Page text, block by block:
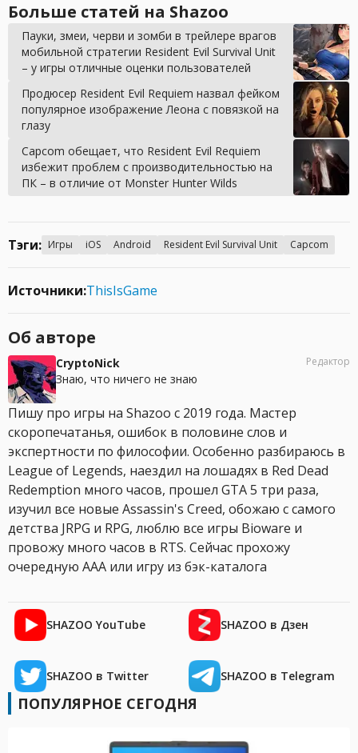
Больше статей на Shazoo
Пауки, змеи, черви и зомби в трейлере врагов
мобильной стратегии Resident Evil Survival Unit
– у игры отличные оценки пользователей
Продюсер Resident Evil Requiem назвал фейком
популярное изображение Леона с повязкой на
глазу
Capcom обещает, что Resident Evil Requiem
избежит проблем с производительностью на
ПК – в отличие от Monster Hunter Wilds
Тэги: Игры iOS Android Resident Evil Survival Unit Capcom
Источники:ThisIsGame
Об авторе
CryptoNick
Знаю, что ничего не знаю
Редактор
Пишу про игры на Shazoo с 2019 года. Мастер
скоропечатанья, ошибок в половине слов и
экспертности по философии. Особенно разбираюсь в
League of Legends, наездил на лошадях в Red Dead
Redemption много часов, прошел GTA 5 три раза,
изучил все новые Assassin's Creed, обожаю с самого
детства JRPG и RPG, люблю все игры Bioware и
провожу много часов в RTS. Сейчас прохожу
очередную AAA или игру из бэк-каталога
SHAZOO YouTube SHAZOO в Дзен
SHAZOO в Twitter SHAZOO в Telegram
ПОПУЛЯРНОЕ СЕГОДНЯ